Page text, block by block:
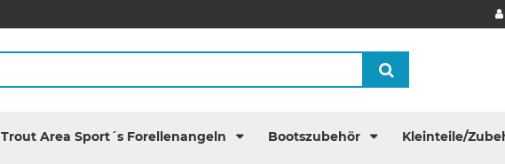
Trout Area Sport´s Forellenangeln Bootszubehör Kleinteile/